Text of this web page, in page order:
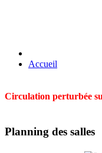
Accueil
Circulation perturbée
Planning des salles